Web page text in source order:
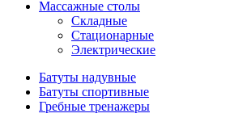
Массажные столы
Складные
Стационарные
Электрические
Батуты надувные
Батуты спортивные
Гребные тренажеры